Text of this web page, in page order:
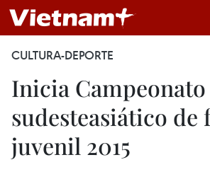
CULTURA-DEPORTE
Inicia Campeonato
sudesteasiático de
juvenil 2015